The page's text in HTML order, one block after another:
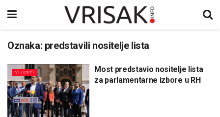
Oznaka: predstavili nositelje lista
VIJESTI
Most predstavio nositelje lista
za parlamentarne izbore u RH